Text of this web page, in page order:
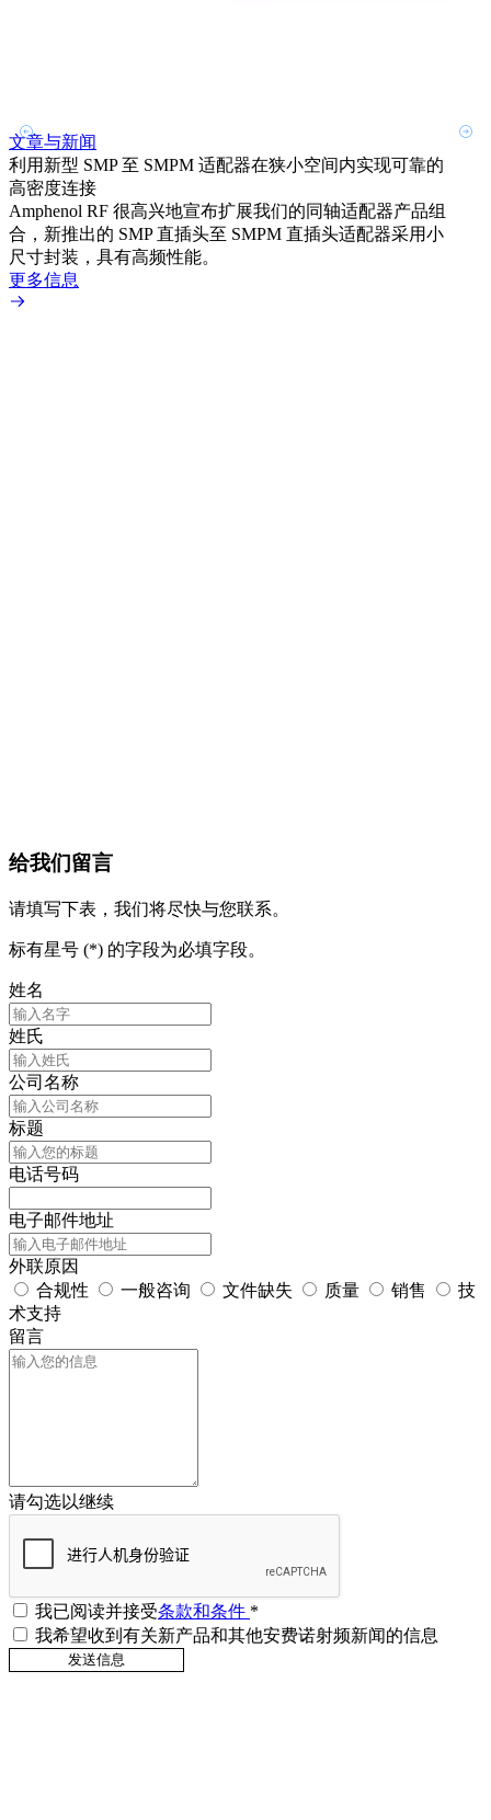
文章与新闻
利用新型 SMP 至 SMPM 适配器在狭小空间内实现可靠的
高密度连接
Amphenol RF 很高兴地宣布扩展我们的同轴适配器产品组
合，新推出的 SMP 直插头至 SMPM 直插头适配器采用小
尺寸封装，具有高频性能。
更多信息
文
给我们留言
请填写下表，我们将尽快与您联系。
标有星号 (*) 的字段为必填字段。
姓名
姓氏
公司名称
标题
电话号码
电子邮件地址
外联原因
合规性
一般咨询 文件缺失 质量 销售
技
术支持
留言
请勾选以继续
我已阅读并接受条款和条件 *
我希望收到有关新产品和其他安费诺射频新闻的信息